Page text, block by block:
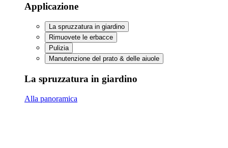
Applicazione
La spruzzatura in giardino
Rimuovete le erbacce
Pulizia
Manutenzione del prato & delle aiuole
La spruzzatura in giardino
Alla panoramica